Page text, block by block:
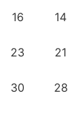
16
23
30
14
21
28